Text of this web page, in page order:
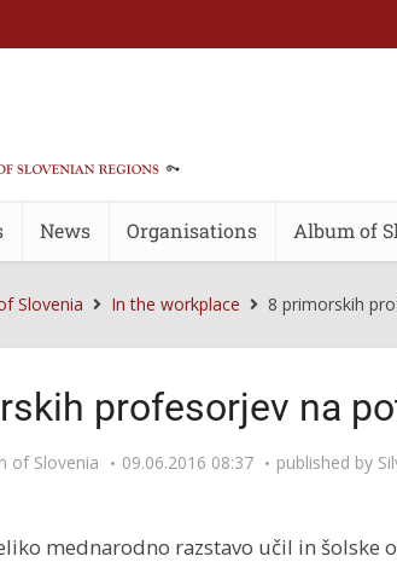
News Organisations Album of
Slovenia In the workplace 8 primorskih
profesorjev na
of Slovenia 09.06.2016 08:37 published by
mednarodno razstavo učil in šolske